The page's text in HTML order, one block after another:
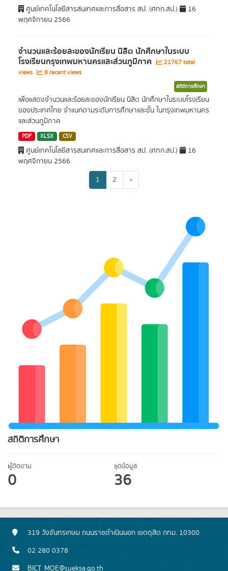
สถิติการศึกษา
ผู้ติดตาม
0
ชุดข้อมูล
36
ศูนย์เทคโนโลยีสารสนเทศและการสื่อสาร สป. (ศทก.สป.)
16
พฤศจิกายน 2566
จำนวนและร้อยละของนักเรียน นิสิต นักศึกษาในระบบ
โรงเรียนกรุงเทพมหานครและส่วนภูมิภาค
21767 total
views
9 recent views
สถิติการศึกษา
เพื่อแสดงจำนวนและร้อยละของนักเรียน นิสิต นักศึกษาในระบบโรงเรียน
ของประเทศไทย จำแนกตามระดับการศึกษาและชั้น ในกรุงเทพมหานคร
และส่วนภูมิภาค
PDF XLSX CSV
ศูนย์เทคโนโลยีสารสนเทศและการสื่อสาร สป. (ศทก.สป.)
16
พฤศจิกายน 2566
1
2 »
319 วังจันทรเกษม ถนนราชดำเนินนอก เขตดุสิต กทม. 10300
02 280 0378
BICT_MOE@sueksa.go.th